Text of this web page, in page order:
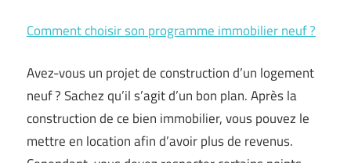
Comment choisir son programme immobilier neuf ?
Avez-vous un projet de construction d’un logement
neuf ? Sachez qu’il s’agit d’un bon plan. Après la
construction de ce bien immobilier, vous pouvez le
mettre en location afin d’avoir plus de revenus.